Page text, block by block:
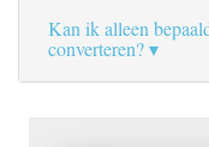
Kan ik alleen
converteren?